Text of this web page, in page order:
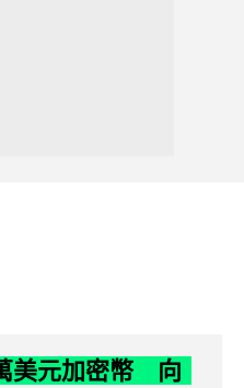
美元加密幣 向